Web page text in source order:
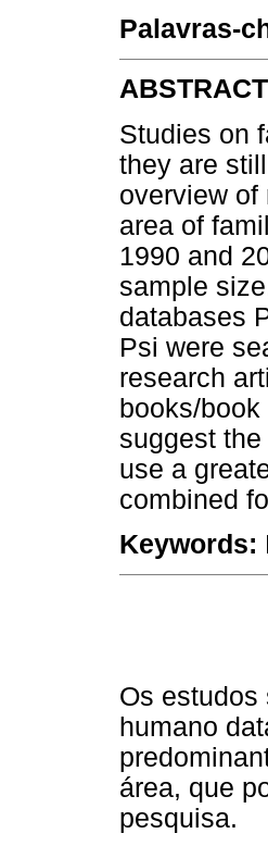
Palavras-
ABSTRACT
Studies on
they are
overview of
area of
1990 and
sample
databases
Psi were
research
books/
suggest
use a
combined
Keywords:
Os estudos
humano
área, que
pesquisa.